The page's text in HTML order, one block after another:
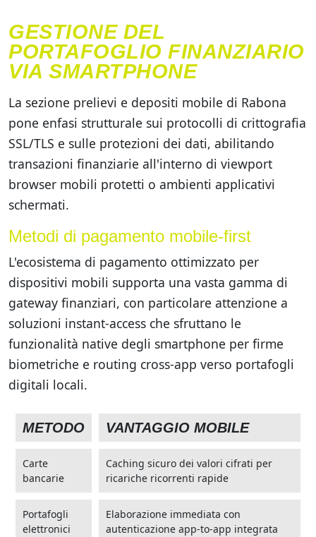
GESTIONE DEL
PORTAFOGLIO FINANZIARIO
VIA SMARTPHONE
La sezione prelievi e depositi mobile di Rabona
pone enfasi strutturale sui protocolli di crittografia
SSL/TLS e sulle protezioni dei dati, abilitando
transazioni finanziarie all'interno di viewport
browser mobili protetti o ambienti applicativi
schermati.
Metodi di pagamento mobile-first
L'ecosistema di pagamento ottimizzato per
dispositivi mobili supporta una vasta gamma di
gateway finanziari, con particolare attenzione a
soluzioni instant-access che sfruttano le
funzionalità native degli smartphone per firme
biometriche e routing cross-app verso portafogli
digitali locali.
METODO VANTAGGIO MOBILE
Carte
bancarie
Caching sicuro dei valori cifrati per
ricariche ricorrenti rapide
Portafogli
elettronici
Elaborazione immediata con
autenticazione app-to-app integrata